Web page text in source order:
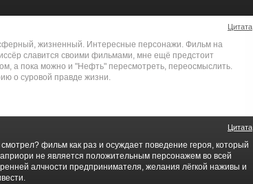
Цитата
жизненный. Интересные персонажи. Фильм на
славится своими фильмами, мне ещё предстоит
а пока можно и "Нефть" пересмотреть, переосмыслить.
о суровой правде жизни.
Цитата
фильм как раз и осуждает поведение героя, который
не является положительным персонажем во всей
алчности предпринимателя, желания лёгкой наживы и